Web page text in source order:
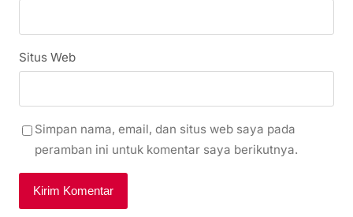
Situs Web
Simpan nama, email, dan situs web saya pada
peramban ini untuk komentar saya berikutnya.